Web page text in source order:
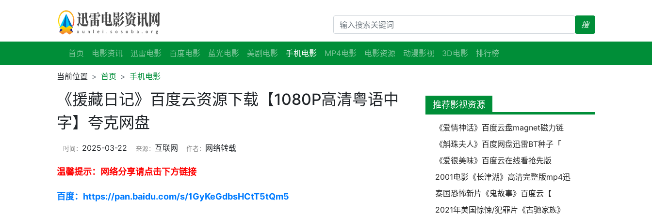
搜
首页 电影资讯 迅雷电影 百度电影 蓝光电影 美剧电影 手机电影 MP4电影 电影资源 动漫影视 3D电影 排行榜
当前位置 首页 手机电影
《援藏日记》百度云资源下载【1080P高清粤语中
字】夸克网盘
时间： 2025-03-22 来源： 互联网 作者： 网络转载
温馨提示：网络分享请点击下方链接
百度：https://pan.baidu.com/s/1GyKeGdbsHCtT5tQm5
推荐影视资源
《爱情神话》百度云盘magnet磁力链
《斛珠夫人》百度网盘迅雷BT种子「
《爱很美味》百度云在线看抢先版
2001电影《长津湖》高清完整版mp4迅
泰国恐怖新片《鬼故事》百度云【
2021年美国惊悚/犯罪片《古驰家族》